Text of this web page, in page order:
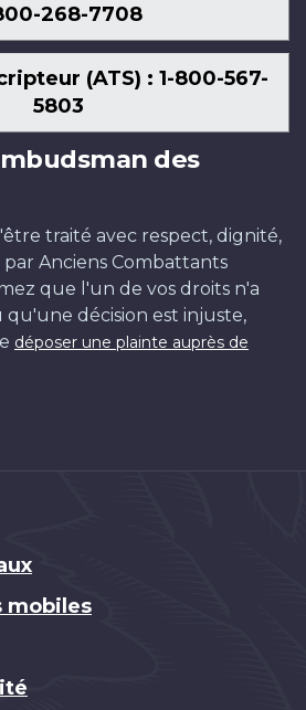
268-7708
(ATS) : 1-800-567-
5803
des
traité avec respect, dignité,
Anciens Combattants
que l'un de vos droits n'a
qu'une décision est injuste,
déposer une plainte auprès de
mobiles